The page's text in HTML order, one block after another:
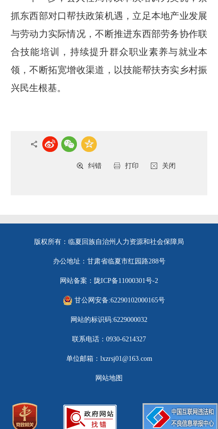
抓东西部对口帮扶政策机遇，立足本地产业发展
与劳动力实际情况，不断推进东西部劳务协作联
合技能培训，持续提升群众职业素养与就业本
领，不断拓宽增收渠道，以技能帮扶夯实乡村振
兴民生根基。
关闭
打印
纠错
版权所有：临夏回族自治州人力资源和社会保障局
办公地址：甘肃省临夏市红园路288号
网站备案：陇ICP备11000301号-2
甘公网安备:62290102000165号
网站的标识码:6229000032
联系电话：0930-6214327
单位邮箱：lxzrsj01@163.com
网站地图